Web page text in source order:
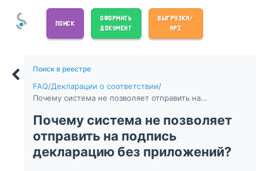
ПОИСК
ОФОРМИТЬ
ДОКУМЕНТ
ВЫГРУЗКА/
API
Поиск в реестре
FAQ/Декларации о соответствии/
Почему система не позволяет отправить на подпись декларацию без приложений?
Почему система не позволяет
отправить на подпись
декларацию без приложений?